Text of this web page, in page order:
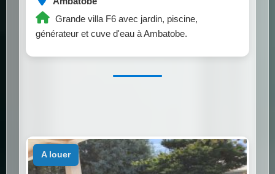
Grande villa F6 avec jardin, piscine,
générateur et cuve d'eau à Ambatobe.
a louer